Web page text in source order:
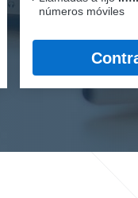
números móviles